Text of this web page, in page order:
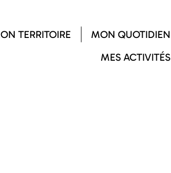
TERRITOIRE
MON QUOTIDIEN
MES ACTIVITÉS